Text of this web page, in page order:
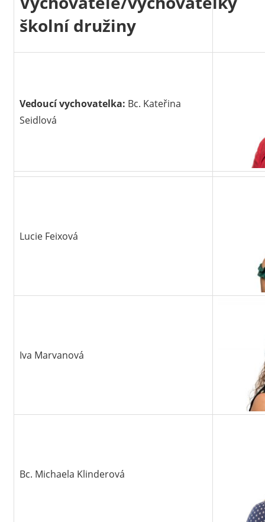
školní družiny
Vedoucí vychovatelka: Bc. Kateřina
Seidlová
Lucie Feixová
Iva Marvanová
Bc. Michaela Klinderová